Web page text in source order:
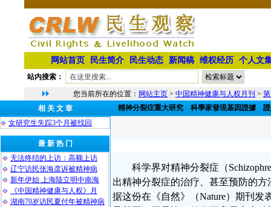
网站首页 民生简介 民生动态 新闻稿 维权经历 个人文
站内搜索：
您当前所在的位置： 网站主页 > 中国精神健康与人权月刊 >
相 关 文 章
女研究生失踪3个月被找回
最 新 热 门
无法终结的上访：高额上访
辽宁访民张海彦诉被精神病
新年伊始 上海陆立明中南海
《中国精神健康与人权》月
湖南70岁访民夏付年被精神病
精神分裂症重大研究 科學家發現基因證據 證
科学界对精神分裂症（
出精神分裂症的治疗、甚至预防的方
据这份在《自然》（Nature）期刊发